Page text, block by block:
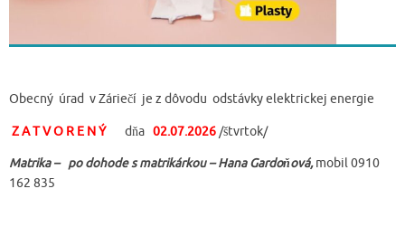
Obecný úrad v Záriečí je z dôvodu odstávky elektrickej energie
Z A T V O R E N Ý dňa 02.07.2026 /štvrtok/
Matrika – po dohode s matrikárkou – Hana Gardoňová,mobil 0910
162 835